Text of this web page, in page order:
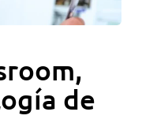
de